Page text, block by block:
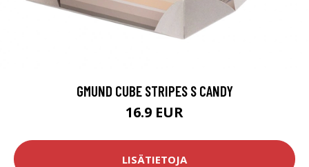
GMUND CUBE STRIPES S CANDY
16.9 EUR
LISÄTIETOJA